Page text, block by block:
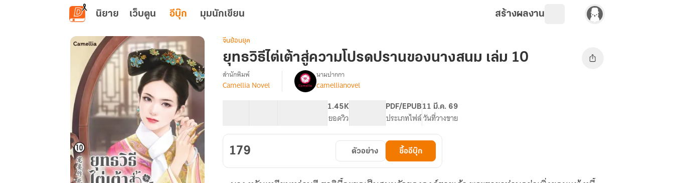
ข้ามไปยังเนื้อหาหลัก
นิยาย เว็บตูน อีบุ๊ก มุมนักเขียน สร้างผลงาน
จีนย้อนยุค
ยุทธวิธีไต่เต้าสู่ความโปรดปรานของนางสนม เล่ม 10
เรื่อง
ความ
โปรดปราน
ของ
นาง
สำนักพิมพ์
Camellia Novel
นามปากกา
camellianovel
1.45K
ยอดวิว
PDF/EPUB
ประเภทไฟล์
11 มี.ค. 69
วันที่วางขาย
179 ตัวอย่าง ซื้ออีบุ๊ก